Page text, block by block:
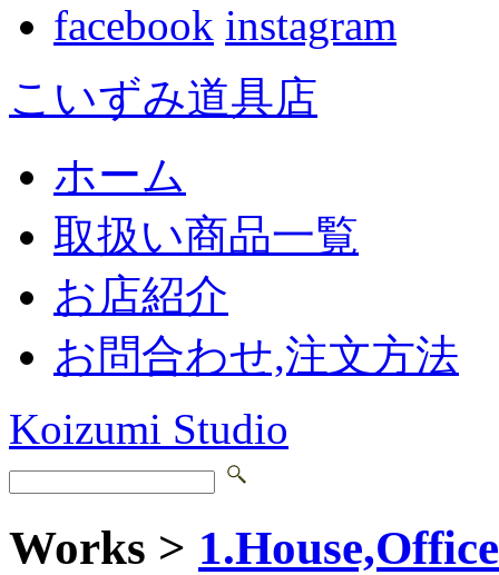
facebook instagram
こいずみ道具店
ホーム
取扱い商品一覧
お店紹介
お問合わせ,注文方法
Koizumi Studio
Works > 1.House,Office